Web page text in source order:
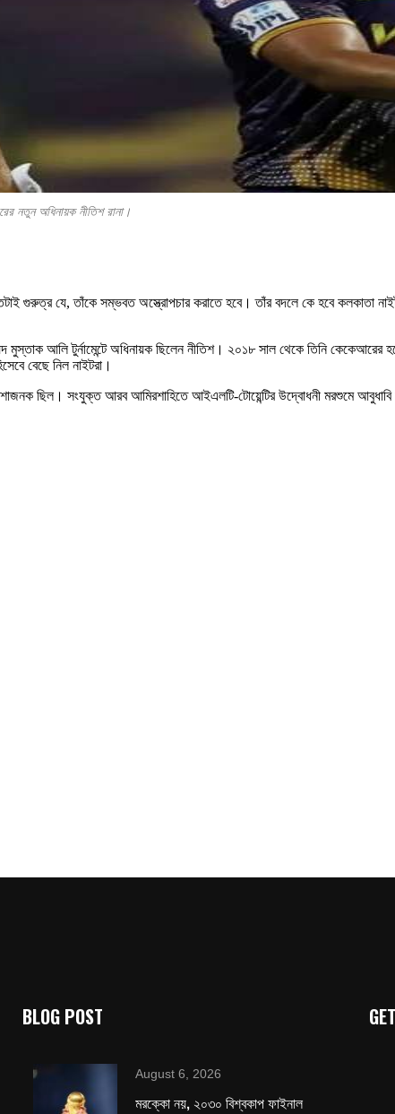
নতুন অধিনায়ক নীতিশ রানা।
গুরুত্র যে, তাঁকে সম্ভবত অস্ত্রোপচার করাতে হবে। তাঁর বদলে কে হবে কলকাতা
মুস্তাক আলি টুর্নামেন্টে অধিনায়ক ছিলেন নীতিশ। ২০১৮ সাল থেকে তিনি
বেছে নিল নাইটরা।
ছিল। সংযুক্ত আরব আমিরশাহিতে আইএলটি-টোয়েন্টির উদ্বোধনী মরশুমে আবুধাবি
BLOG POST
August 6, 2026
মরক্কো নয়, ২০৩০ বিশ্বকাপ ফাইনাল